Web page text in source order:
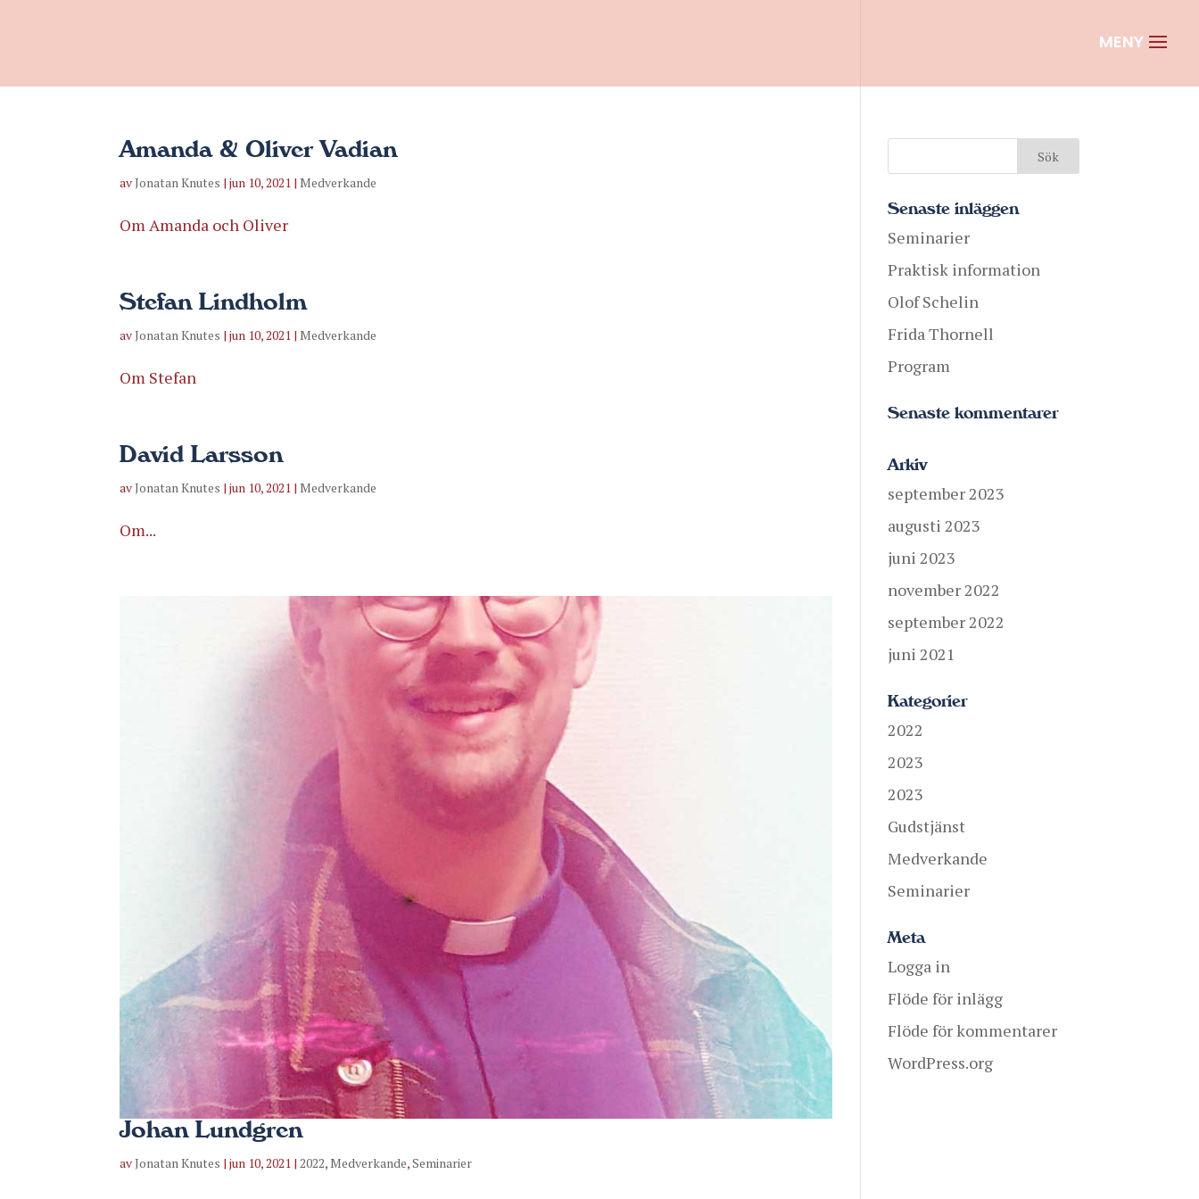
Amanda & Oliver Vadian
avJonatan Knutes |jun 10, 2021 |Medverkande
Om Amanda och Oliver
Stefan Lindholm
avJonatan Knutes |jun 10, 2021 |Medverkande
Om Stefan
David Larsson
avJonatan Knutes |jun 10, 2021 |Medverkande
Om...
Johan Lundgren
avJonatan Knutes |jun 10, 2021 |2022,Medverkande,Seminarier
Senaste inläggen
Seminarier
Praktisk information
Olof Schelin
Frida Thornell
Program
Senaste kommentarer
Arkiv
september 2023
augusti 2023
juni 2023
november 2022
september 2022
juni 2021
Kategorier
2022
2023
2023
Gudstjänst
Medverkande
Seminarier
Meta
Logga in
Flöde för inlägg
Flöde för kommentarer
WordPress.org